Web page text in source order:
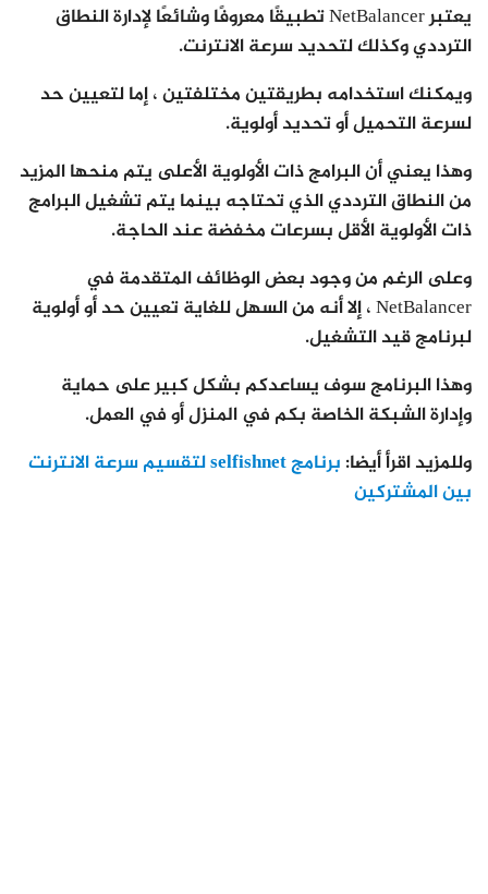
يعتبر NetBalancer تطبيقًا معروفًا وشائعًا لإدارة النطاق
الترددي وكذلك لتحديد سرعة الانترنت.
ويمكنك استخدامه بطريقتين مختلفتين ، إما لتعيين حد
لسرعة التحميل أو تحديد أولوية.
وهذا يعني أن البرامج ذات الأولوية الأعلى يتم منحها المزيد
من النطاق الترددي الذي تحتاجه بينما يتم تشغيل البرامج
ذات الأولوية الأقل بسرعات مخفضة عند الحاجة.
وعلى الرغم من وجود بعض الوظائف المتقدمة في
NetBalancer ، إلا أنه من السهل للغاية تعيين حد أو أولوية
لبرنامج قيد التشغيل.
وهذا البرنامج سوف يساعدكم بشكل كبير على حماية
وإدارة الشبكة الخاصة بكم في المنزل أو في العمل.
وللمزيد اقرأ أيضا:
برنامج selfishnet لتقسيم سرعة الانترنت
بين المشتركين